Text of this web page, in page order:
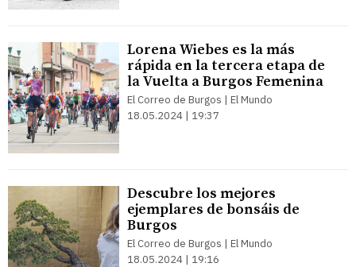
Lorena Wiebes es la más
rápida en la tercera etapa de
la Vuelta a Burgos Femenina
El Correo de Burgos | El Mundo
18.05.2024 | 19:37
Descubre los mejores
ejemplares de bonsáis de
Burgos
El Correo de Burgos | El Mundo
18.05.2024 | 19:16